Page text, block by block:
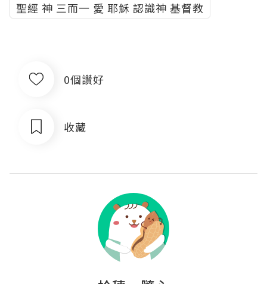
聖經 神 三而一 愛 耶穌 認識神 基督教
0個讚好
收藏